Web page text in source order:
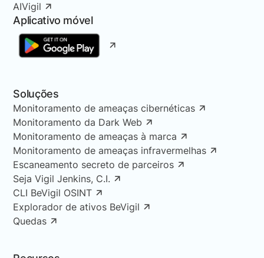
AIVigil
Aplicativo móvel
Soluções
Monitoramento de ameaças cibernéticas
Monitoramento da Dark Web
Monitoramento de ameaças à marca
Monitoramento de ameaças infravermelhas
Escaneamento secreto de parceiros
Seja Vigil Jenkins, C.I.
CLI BeVigil OSINT
Explorador de ativos BeVigil
Quedas